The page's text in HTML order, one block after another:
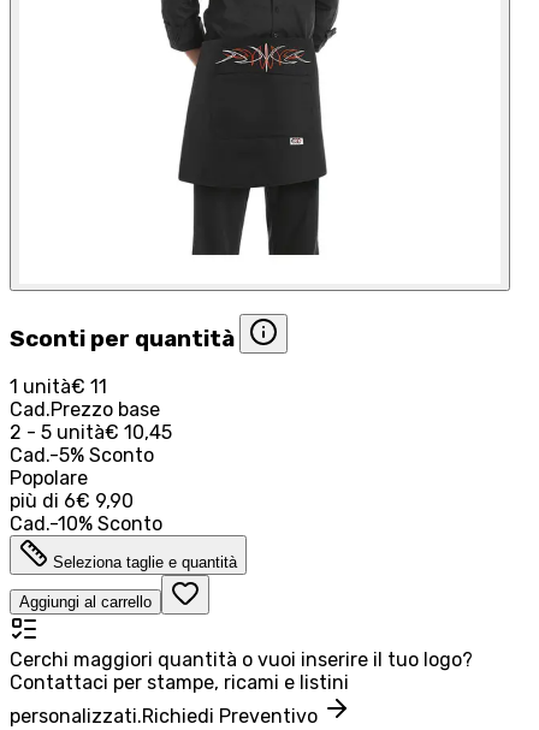
Sconti per quantità
1 unità€ 11
Cad.Prezzo base
2 - 5 unità€ 10,45
Cad.-5% Sconto
Popolare
più di 6€ 9,90
Cad.-10% Sconto
Seleziona taglie e quantità
Aggiungi al carrello
Cerchi maggiori quantità o vuoi inserire il tuo logo?
Contattaci per stampe, ricami e listini
personalizzati.Richiedi Preventivo